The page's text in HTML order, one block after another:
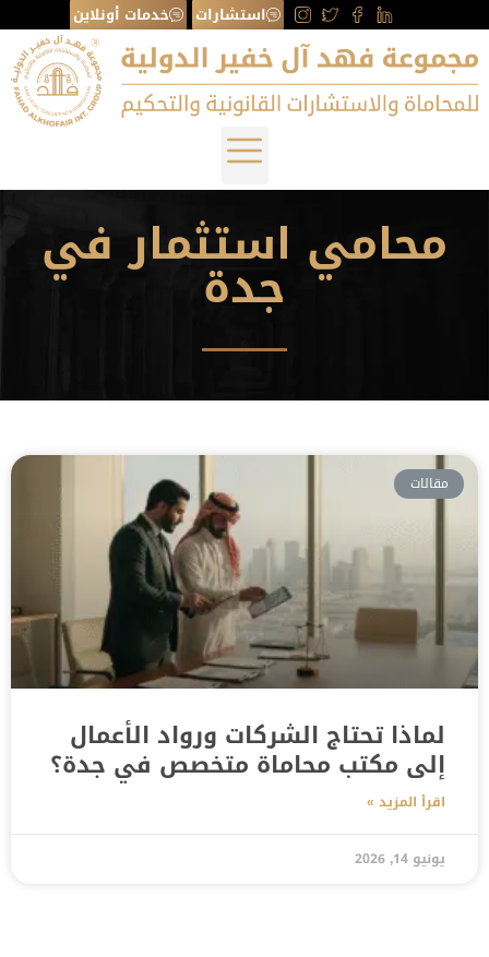
استشارات خدمات أونلاين
محامي استثمار في
جدة
مقالات
لماذا تحتاج الشركات ورواد الأعمال
إلى مكتب محاماة متخصص في جدة؟
اقرأ المزيد »
يونيو 14, 2026